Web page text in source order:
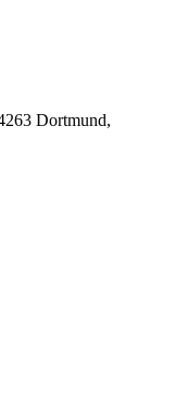
Dortmund,